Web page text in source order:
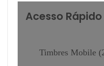
Acesso Rápido
Timbres Mobile